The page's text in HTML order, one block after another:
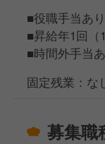
□スタッフ
約3カ月の研修
＜総合職（転
ジャーや営業
■役職手当あり
■昇給年1回（1
■時間外手当
固定残業：な
募集職